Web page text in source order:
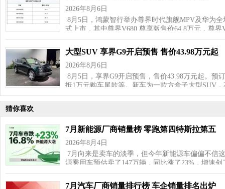
2026年8月6日
8月5日，鸿蒙智行举办尊界时代旗舰MPV及华为
式上市，其中尊界V680 尊享版售价64.8万元，尊
大型SUV 享界G9开启预售 售价43.98万元起
2026年8月6日
8月5日，享界G9开启预售，售价43.98万元起。预
抵1万元购车尾款等。新车为一款方盒子大型SUV
猜你喜欢
7月新能源厂商销量榜 零跑第四特斯拉第五
2026年8月4日
7月向来是卖车的淡季，但今年新能源车偏偏不信
源乘用车预估卖了147万辆，同比涨了23%，增速
7月汽车厂商销量排行榜 车企销量排名出炉